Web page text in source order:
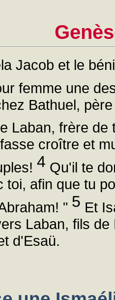
Jacob et le
femme une
Bathuel,
Laban, frère
croître et
4 Qu'il te
toi, afin que tu
" 5 Et
Laban, fils
d'Esaü.